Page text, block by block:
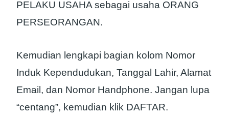
PELAKU USAHA sebagai usaha ORANG
PERSEORANGAN.
Kemudian lengkapi bagian kolom Nomor
Induk Kependudukan, Tanggal Lahir, Alamat
Email, dan Nomor Handphone. Jangan lupa
“centang”, kemudian klik DAFTAR.